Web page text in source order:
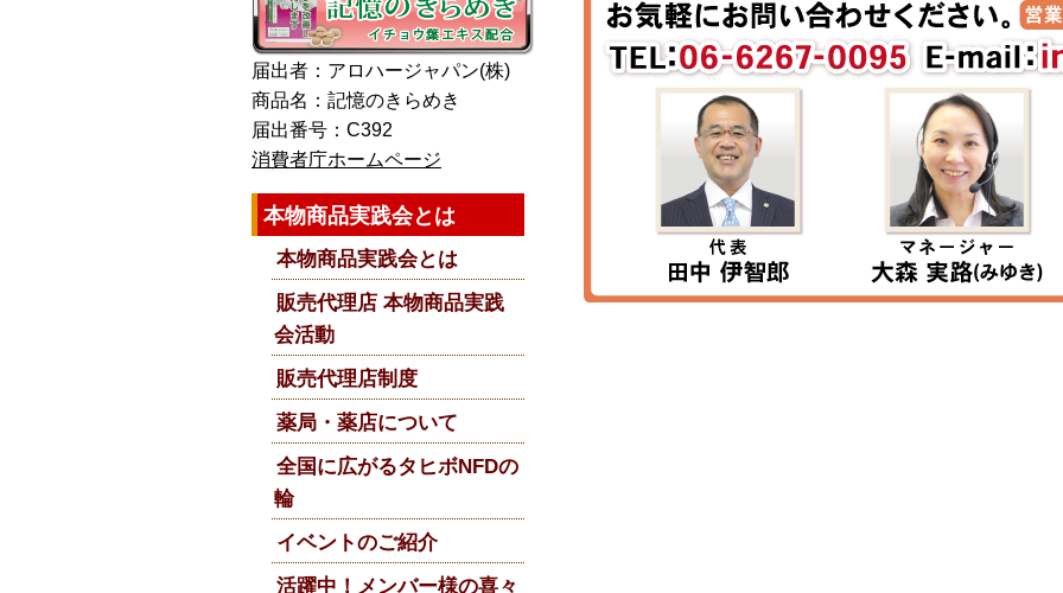
届出者：アロハージャパン(株)
商品名：記憶のきらめき
届出番号：C392
消費者庁ホームページ
本物商品実践会とは
本物商品実践会とは
販売代理店 本物商品実践
会活動
販売代理店制度
薬局・薬店について
全国に広がるタヒボNFDの
輪
イベントのご紹介
活躍中！メンバー様の喜々